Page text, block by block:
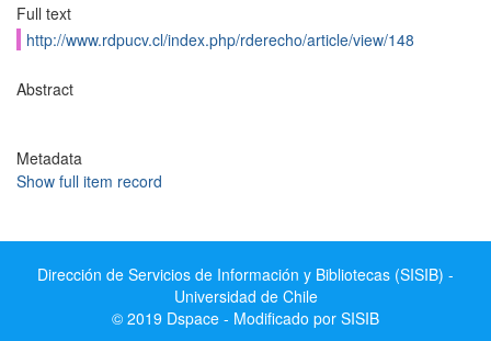
Full text
http://www.rdpucv.cl/index.php/rderecho/article/view/148
Abstract
Metadata
Show full item record
Dirección de Servicios de Información y Bibliotecas (SISIB) -
Universidad de Chile
© 2019 Dspace - Modificado por SISIB